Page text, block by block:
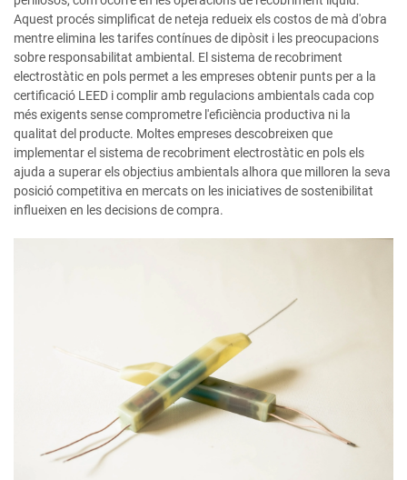
Aquest procés simplificat de neteja redueix els costos de mà d'obra
mentre elimina les tarifes contínues de dipòsit i les preocupacions
sobre responsabilitat ambiental. El sistema de recobriment
electrostàtic en pols permet a les empreses obtenir punts per a la
certificació LEED i complir amb regulacions ambientals cada cop
més exigents sense comprometre l'eficiència productiva ni la
qualitat del producte. Moltes empreses descobreixen que
implementar el sistema de recobriment electrostàtic en pols els
ajuda a superar els objectius ambientals alhora que milloren la seva
posició competitiva en mercats on les iniciatives de sostenibilitat
influeixen en les decisions de compra.